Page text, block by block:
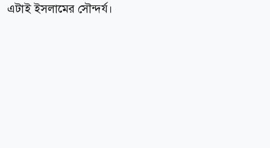
এটাই ইসলামের সৌন্দর্য।